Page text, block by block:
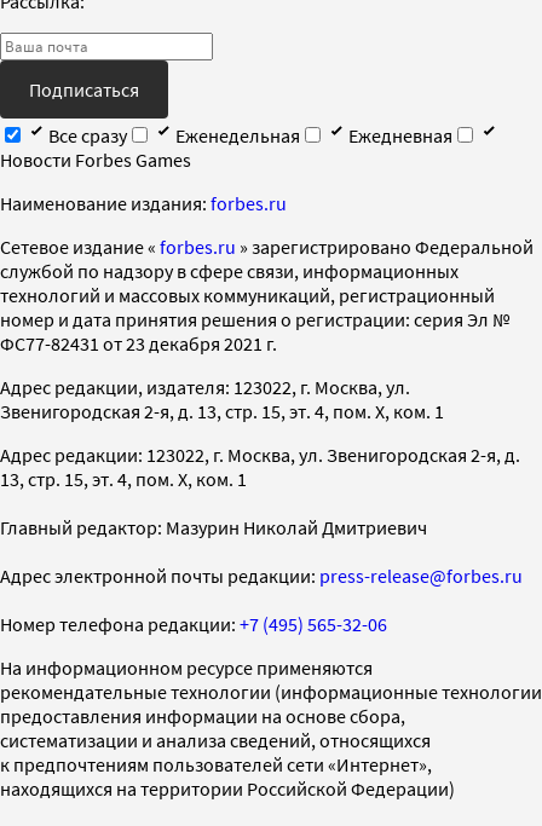
Подписаться
Все сразу
Еженедельная
Ежедневная
Новости Forbes Games
Наименование издания: forbes.ru
Cетевое издание « forbes.ru » зарегистрировано Федеральной
службой по надзору в сфере связи, информационных
технологий и массовых коммуникаций, регистрационный
номер и дата принятия решения о регистрации: серия Эл №
ФС77-82431 от 23 декабря 2021 г.
Адрес редакции, издателя: 123022, г. Москва, ул.
Звенигородская 2-я, д. 13, стр. 15, эт. 4, пом. X, ком. 1
Адрес редакции: 123022, г. Москва, ул. Звенигородская 2-я, д.
13, стр. 15, эт. 4, пом. X, ком. 1
Главный редактор: Мазурин Николай Дмитриевич
Адрес электронной почты редакции: press-release@forbes.ru
Номер телефона редакции: +7 (495) 565-32-06
На информационном ресурсе применяются
рекомендательные технологии (информационные технологии
предоставления информации на основе сбора,
систематизации и анализа сведений, относящихся
к предпочтениям пользователей сети «Интернет»,
находящихся на территории Российской Федерации)